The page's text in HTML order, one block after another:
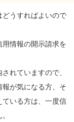
うすればよいので
情報の開示請求を
れていますので、
が気になる方、そ
いる方は、一度信